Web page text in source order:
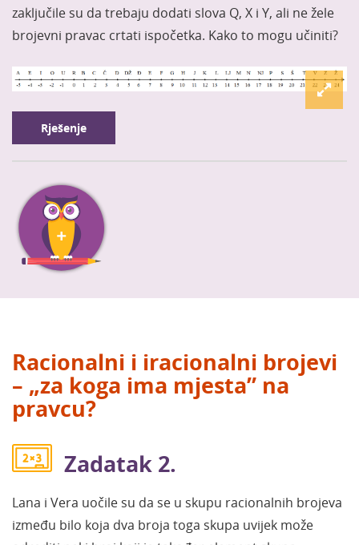
zaključile su da trebaju dodati slova Q, X i Y, ali ne žele
brojevni pravac crtati ispočetka. Kako to mogu učiniti?
Rješenje
Racionalni i iracionalni brojevi
– „za koga ima mjesta” na
pravcu?
Zadatak 2.
Lana i Vera uočile su da se u skupu racionalnih brojeva
između bilo koja dva broja toga skupa uvijek može